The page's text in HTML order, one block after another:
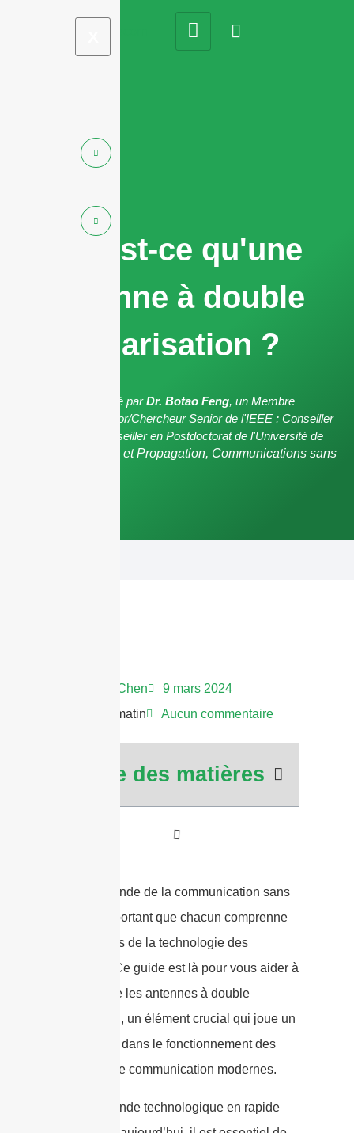
Qu'est-ce qu'une
antenne à double
polarisation ?
L'article a été examiné parDr. Botao Feng, un Membre
Senior/Ingénieur Senior/Chercheur Senior de l'IEEE ; Conseiller
en Postgraduate/Conseiller en Postdoctorat de l'Université de
Antennes et Propagation, Communications sans
Andrew Chen
9 mars 2024
8:42 du matin
Aucun commentaire
Table des matières
Dans le monde de la communication sans
fil, il est important que chacun comprenne
les subtilités de la technologie des
antennes. Ce guide est là pour vous aider à
comprendre les antennes à double
polarisation, un élément crucial qui joue un
rôle majeur dans le fonctionnement des
systèmes de communication modernes.
Dans le monde technologique en rapide